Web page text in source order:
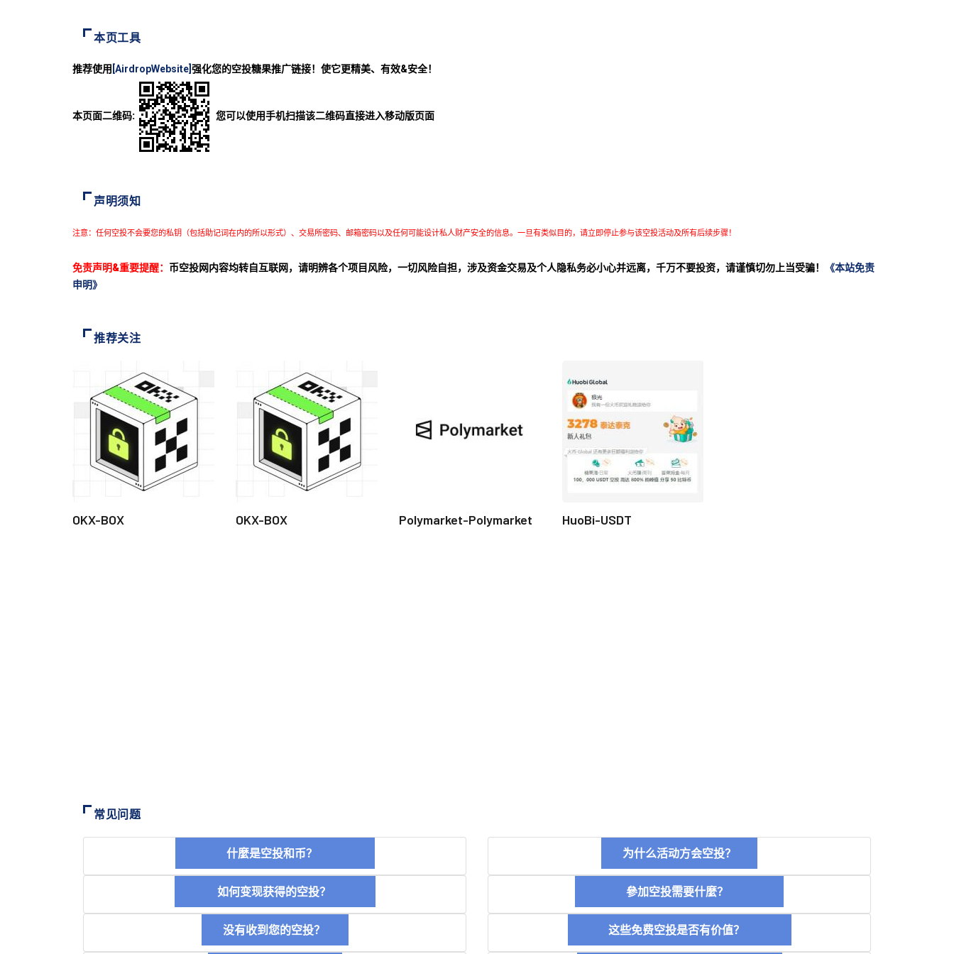
本页工具
推荐使用 [AirdropWebsite] 强化您的空投糖果推广链接！使它更精美、有效&安全！
本页面二维码: 您可以使用手机扫描该二维码直接进入移动版页面
声明须知
注意：任何空投不会要您的私钥（包括助记词在内的所以形式）、交易所密码、邮箱密码以及任何可能设计私人财产安全的信息。一旦有类似目的，请立即停止参与该空投活动及所有后续步骤！
免责声明&重要提醒： 币空投网内容均转自互联网，请明辨各个项目风险，一切风险自担，涉及资金交易及个人隐私务必小心并远离，千万不要投资，请谨慎切勿上当受骗！
《本站免责
申明》
推荐关注
OKX-BOX OKX-BOX Polymarket-Polymarket HuoBi-USDT
常见问题
什麼是空投和币？ 为什么活动方会空投？
如何变现获得的空投？ 參加空投需要什麼？
没有收到您的空投？ 这些免费空投是否有价值？